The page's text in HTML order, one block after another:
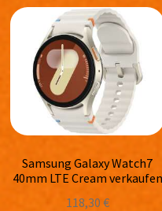
Samsung Galaxy Watch7
40mm LTE Cream verkaufen
118,30 €